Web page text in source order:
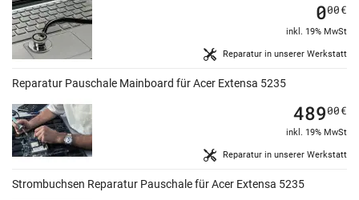
Reparatur in unserer Werkstatt
000€
inkl. 19% MwSt
Reparatur Pauschale Mainboard für Acer Extensa 5235
Reparatur in unserer Werkstatt
48900€
inkl. 19% MwSt
Strombuchsen Reparatur Pauschale für Acer Extensa 5235